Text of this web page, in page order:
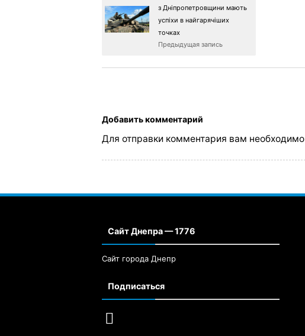
з Дніпропетровщини мають
успіхи в найгарячіших
точках
Предыдущая запись
Добавить комментарий
Для отправки комментария вам необходимо
Сайт Днепра — 1776
Сайт города Днепр
Подписаться